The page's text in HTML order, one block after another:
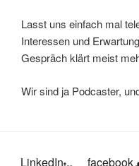
Lasst uns einfach mal
Interessen und
Gespräch klärt meist
Wir sind ja Podcaster,
LinkedIn facebook